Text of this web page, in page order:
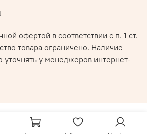
офертой в соответствии с п. 1 ст.
товара ограничено. Наличие
уточнять у менеджеров интернет-